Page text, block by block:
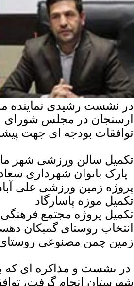
در نشست رشیدی نماینده
ارسنجان در مجلس شورای
توافقات بودجه ای جهت
تکمیل سالن ورزشی شهر
پارک بانوان شهرداری
پروژه زمین ورزشی علی
تکمیل موزه پاسارگاد
تکمیل پروژه مجتمع
انتخاب روستای گمبکان
زمین چمن مصنوعی روستای
در نشست و مذاکره ای که
شهرستان انجام گرفت،